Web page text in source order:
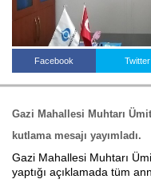
Facebook Twitter
Gazi Mahallesi Muhtarı
kutlama mesajı yayımladı.
Gazi Mahallesi Muhtarı
yaptığı açıklamada tüm